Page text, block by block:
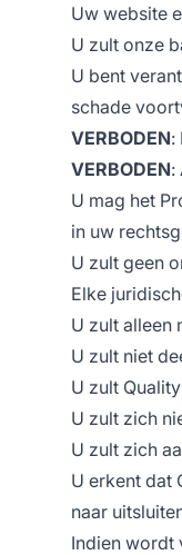
Uw website
U zult onze
U bent
schade
VERBODEN:
VERBODEN:
U mag het
in uw
U zult geen
Elke
U zult alleen
U zult niet
U zult
U zult zich
U zult zich
U erkent dat
naar
Indien wordt